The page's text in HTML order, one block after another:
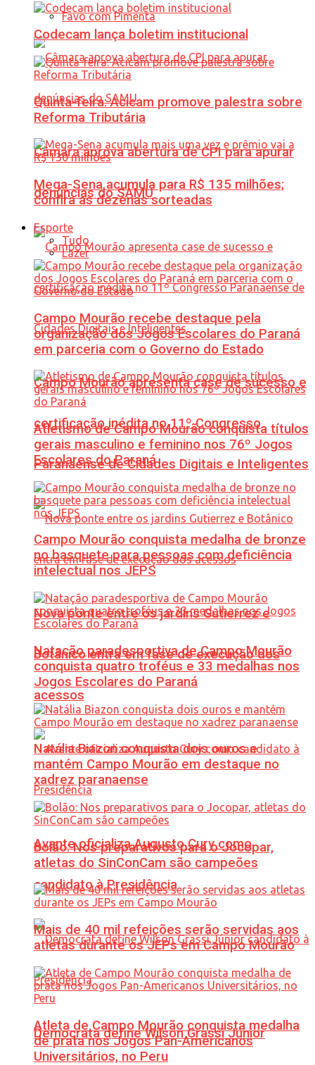
Favo com Pimenta
Câmara aprova abertura de CPI para apurar
denúncias do SAMU
Campo Mourão apresenta case de sucesso e
certificação inédita no 11º Congresso
Paranaense de Cidades Digitais e Inteligentes
Nova ponte entre os jardins Gutierrez e
Botânico entra em fase de execução dos
acessos
Avante oficializa Augusto Cury como
candidato à Presidência
Democrata define Wilson Grassi Júnior
Codecam lança boletim institucional
Quinta-feira: Acicam promove palestra sobre
Reforma Tributária
Mega-Sena acumula para R$ 135 milhões;
confira as dezenas sorteadas
Esporte
Tudo
Lazer
Campo Mourão recebe destaque pela
organização dos Jogos Escolares do Paraná
em parceria com o Governo do Estado
Atletismo de Campo Mourão conquista títulos
gerais masculino e feminino nos 76º Jogos
Escolares do Paraná
Campo Mourão conquista medalha de bronze
no basquete para pessoas com deficiência
intelectual nos JEPS
Natação paradesportiva de Campo Mourão
conquista quatro troféus e 33 medalhas nos
Jogos Escolares do Paraná
Natália Biazon conquista dois ouros e
mantém Campo Mourão em destaque no
xadrez paranaense
Bolão: Nos preparativos para o Jocopar,
atletas do SinConCam são campeões
Mais de 40 mil refeições serão servidas aos
atletas durante os JEPs em Campo Mourão
Atleta de Campo Mourão conquista medalha
de prata nos Jogos Pan-Americanos
Universitários, no Peru